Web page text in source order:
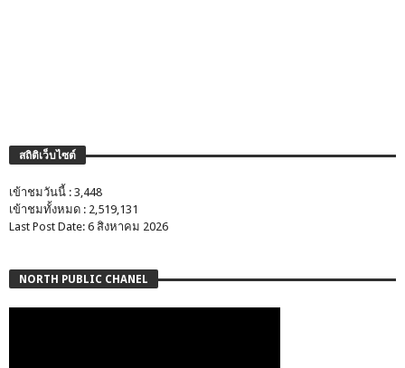
สถิติเว็บไซต์
เข้าชมวันนี้ : 3,448
เข้าชมทั้งหมด : 2,519,131
Last Post Date: 6 สิงหาคม 2026
NORTH PUBLIC CHANEL